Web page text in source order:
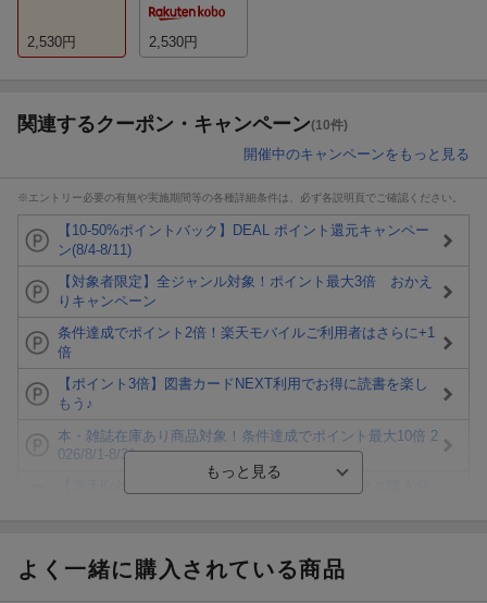
2,530円 2,530円
関連するクーポン・キャンペーン(10件)
開催中のキャンペーンをもっと見る
※エントリー必要の有無や実施期間等の各種詳細条件は、必ず各説明頁でご確認ください。
【10-50%ポイントバック】DEAL ポイント還元キャンペー
ン(8/4-8/11)
【対象者限定】全ジャンル対象！ポイント最大3倍 おかえ
りキャンペーン
条件達成でポイント2倍！楽天モバイルご利用者はさらに+1
倍
【ポイント3倍】図書カードNEXT利用でお得に読書を楽し
もう♪
本・雑誌在庫あり商品対象！条件達成でポイント最大10倍 2
026/8/1-8/31
分け！
よく一緒に購入されている商品